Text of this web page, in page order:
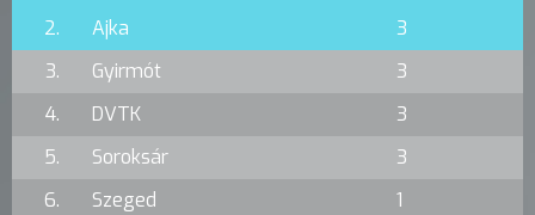
2.
Ajka
3
3.
Gyirmót
3
4.
DVTK
3
5.
Soroksár
3
6.
Szeged
1